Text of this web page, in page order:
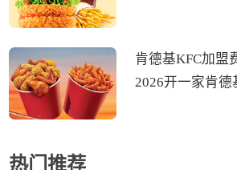
肯德基KFC加盟
2026开一家肯
热门推荐